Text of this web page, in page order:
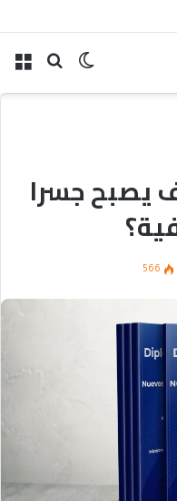
هذا الموسم
بحث الوضع
كيف يصبح جسرا
566